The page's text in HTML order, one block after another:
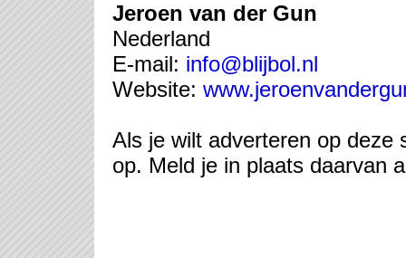
Jeroen van der Gun
Nederland
E-mail: info@blijbol.nl
Website:
Als je wilt adverteren op deze
op. Meld je in plaats daarvan